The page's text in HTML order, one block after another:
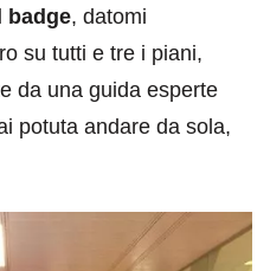
badge, datomi
su tutti e tre i piani,
da una guida esperte
potuta andare da sola,